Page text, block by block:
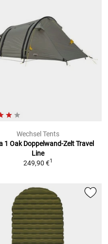
Wechsel Tents
1 Oak Doppelwand-Zelt Travel
Line
249,90 €1